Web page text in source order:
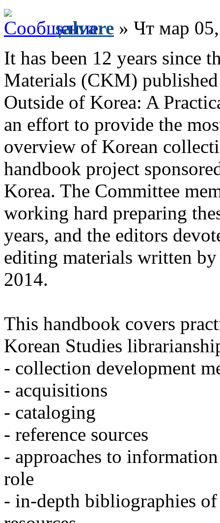
salvare » Чт мар
It has been 12 years since
Materials (CKM)
Outside of Korea: A
an effort to provide the
overview of Korean
handbook project
Korea. The Committee
working hard preparing
years, and the editors
editing materials written
2014.
This handbook covers
Korean Studies
- collection development
- acquisitions
- cataloging
- reference sources
- approaches to
role
- in-depth bibliographies of